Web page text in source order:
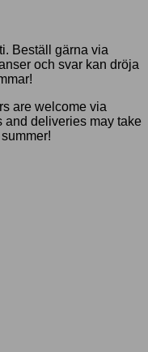
Beställ gärna via
och svar kan dröja
are welcome via
deliveries may take